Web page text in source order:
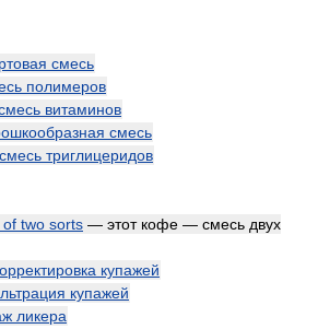
смесь
полимеров
витаминов
смесь
смесь триглицеридов
two sorts — этот кофе — смесь двух
купажей
купажей
ликера